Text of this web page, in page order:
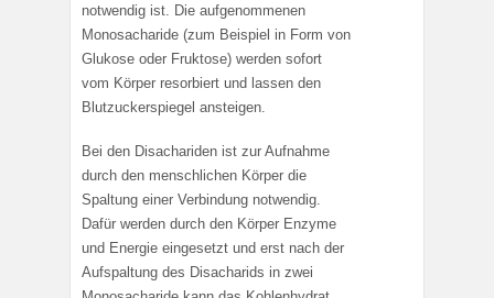
notwendig ist. Die aufgenommenen
Monosacharide (zum Beispiel in Form von
Glukose oder Fruktose) werden sofort
vom Körper resorbiert und lassen den
Blutzuckerspiegel ansteigen.
Bei den Disachariden ist zur Aufnahme
durch den menschlichen Körper die
Spaltung einer Verbindung notwendig.
Dafür werden durch den Körper Enzyme
und Energie eingesetzt und erst nach der
Aufspaltung des Disacharids in zwei